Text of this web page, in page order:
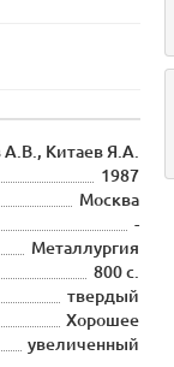
Китаев Я.А.
1987
Москва
-
Металлургия
800 с.
твердый
Хорошее
увеличенный